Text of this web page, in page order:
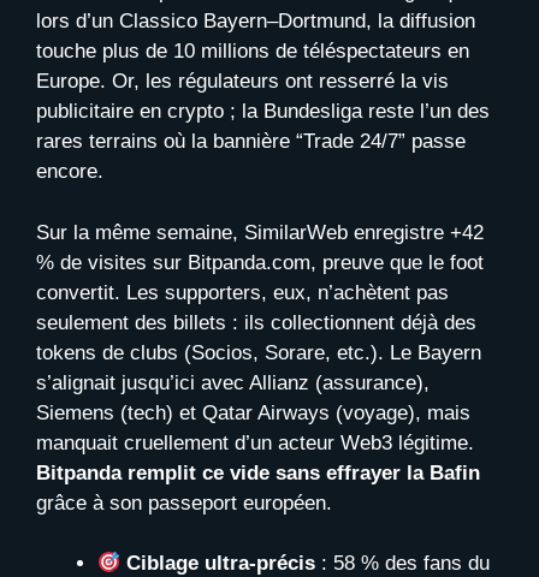
lors d’un Classico Bayern–Dortmund, la diffusion
touche plus de 10 millions de téléspectateurs en
Europe. Or, les régulateurs ont resserré la vis
publicitaire en crypto ; la Bundesliga reste l’un des
rares terrains où la bannière “Trade 24/7” passe
encore.
Sur la même semaine, SimilarWeb enregistre +42
% de visites sur Bitpanda.com, preuve que le foot
convertit. Les supporters, eux, n’achètent pas
seulement des billets : ils collectionnent déjà des
tokens de clubs (Socios, Sorare, etc.). Le Bayern
s’alignait jusqu’ici avec Allianz (assurance),
Siemens (tech) et Qatar Airways (voyage), mais
manquait cruellement d’un acteur Web3 légitime.
Bitpanda remplit ce vide sans effrayer la Bafin
grâce à son passeport européen.
Ciblage ultra-précis : 58 % des fans du